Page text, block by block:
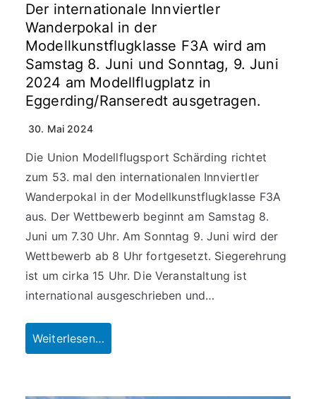
Der internationale Innviertler
Wanderpokal in der
Modellkunstflugklasse F3A wird am
Samstag 8. Juni und Sonntag, 9. Juni
2024 am Modellflugplatz in
Eggerding/Ranseredt ausgetragen.
30. Mai 2024
Die Union Modellflugsport Schärding richtet
zum 53. mal den internationalen Innviertler
Wanderpokal in der Modellkunstflugklasse F3A
aus. Der Wettbewerb beginnt am Samstag 8.
Juni um 7.30 Uhr. Am Sonntag 9. Juni wird der
Wettbewerb ab 8 Uhr fortgesetzt. Siegerehrung
ist um cirka 15 Uhr. Die Veranstaltung ist
international ausgeschrieben und…
Weiterlesen…